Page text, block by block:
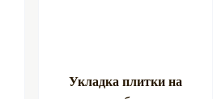
Укладка плитки на